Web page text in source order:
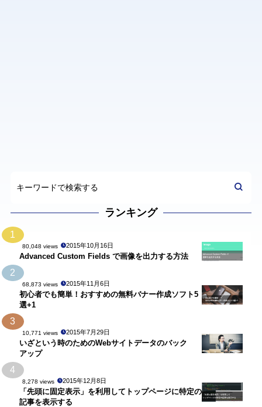
ランキング
1
80,048 views 2015年10月16日
Advanced Custom Fields で画像を出力する方法
2
68,873 views 2015年11月6日
初心者でも簡単！おすすめの無料バナー作成ソフト5
選+1
3
10,771 views 2015年7月29日
いざという時のためのWebサイトデータのバック
アップ
4
8,278 views 2015年12月8日
「先頭に固定表示」を利用してトップページに特定の
記事を表示する